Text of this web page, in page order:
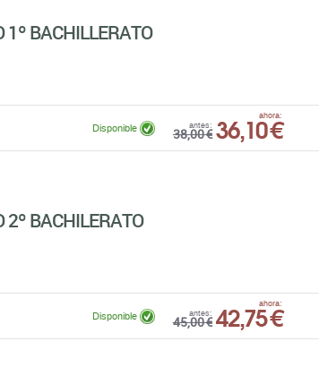
1º BACHILLERATO
antes:
38,00 €
ahora:
36,10 €
Disponible
2º BACHILERATO
antes:
45,00 €
ahora:
42,75 €
Disponible